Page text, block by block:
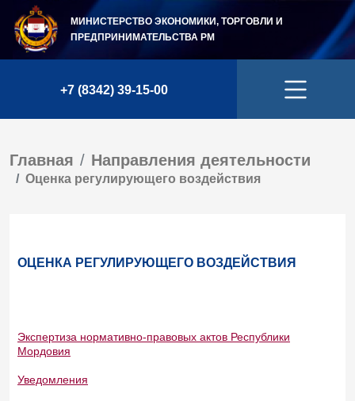
МИНИСТЕРСТВО ЭКОНОМИКИ, ТОРГОВЛИ И
ПРЕДПРИНИМАТЕЛЬСТВА РМ
+7 (8342) 39-15-00
Главная Направления деятельности
Оценка регулирующего воздействия
ОЦЕНКА РЕГУЛИРУЮЩЕГО ВОЗДЕЙСТВИЯ
Экспертиза нормативно-правовых актов Республики
Мордовия
Уведомления